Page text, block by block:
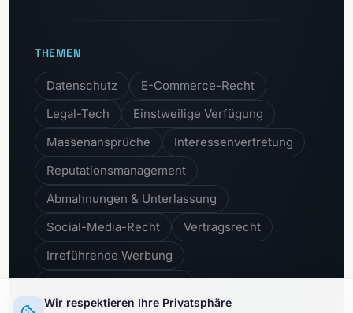
THEMEN
Datenschutz
E-Commerce-Recht
Legal-Tech
Einstweilige Verfügung
Massenansprüche
Interessenvertretung
Reputationsmanagement
Abmahnungen & Unterlassung
Social-Media-Recht
Vertragsrecht
Irreführende Werbung
Vergleichende Werbung
Wir respektieren Ihre Privatsphäre